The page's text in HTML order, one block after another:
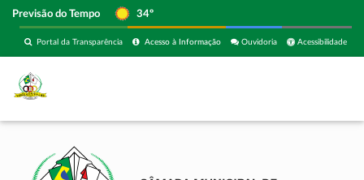
Previsão do Tempo 34º
Acessibilidade
Ouvidoria
Acesso à Informação
Portal da Transparência